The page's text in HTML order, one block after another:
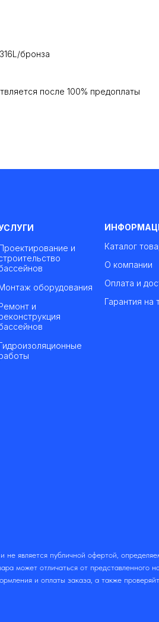
бронза
после 100% предоплаты
и
оборудования
и
Каталог
О компании
Оплата и
Гарантия на
является публичной офертой,
может отличаться от представленного
и оплаты заказа, а также